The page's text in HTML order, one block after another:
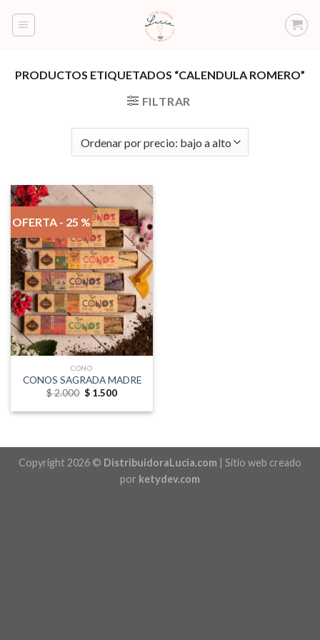
PRODUCTOS ETIQUETADOS “CALENDULA ROMERO”
FILTRAR
OFERTA - 25 %
CONO
CONOS SAGRADA MADRE
$2.000 Original
was:
$ 1.500Current
is:
Copyright 2026 © DistribuidoraLucia.com | Sitio web creado
por ketydev.com